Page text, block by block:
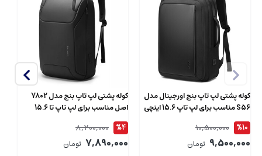
کوله پشتی لپ تاپ بنج اورجینال مدل
S56 مناسب برای لپ تاپ 15.6 اینچی
%10
10,500,000
9,500,000 تومان
کوله پشتی لپ تاپ بنج مدل 7802
اصل مناسب برای لپ تاپ تا 15.6
اینچی
%4
8,200,000
7,890,000 تومان